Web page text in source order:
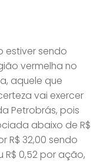
estiver sendo
vermelha no
aquele que
vai exercer
Petrobrás, pois
abaixo de R$
R$ 32,00 sendo
R$ 0,52 por ação,